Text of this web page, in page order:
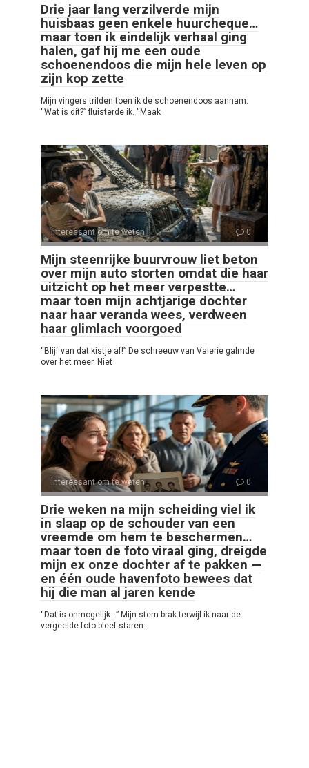
Drie jaar lang verzilverde mijn
huisbaas geen enkele huurcheque…
maar toen ik eindelijk verhaal ging
halen, gaf hij me een oude
schoenendoos die mijn hele leven op
zijn kop zette
Mijn vingers trilden toen ik de schoenendoos aannam.
“Wat is dit?” fluisterde ik. “Maak
Interessant om te weten 0
Mijn steenrijke buurvrouw liet beton
over mijn auto storten omdat die haar
uitzicht op het meer verpestte…
maar toen mijn achtjarige dochter
naar haar veranda wees, verdween
haar glimlach voorgoed
“Blijf van dat kistje af!” De schreeuw van Valerie galmde
over het meer. Niet
Interessant om te weten 0
Drie weken na mijn scheiding viel ik
in slaap op de schouder van een
vreemde om hem te beschermen…
maar toen de foto viraal ging, dreigde
mijn ex onze dochter af te pakken —
en één oude havenfoto bewees dat
hij die man al jaren kende
“Dat is onmogelijk…” Mijn stem brak terwijl ik naar de
vergeelde foto bleef staren.